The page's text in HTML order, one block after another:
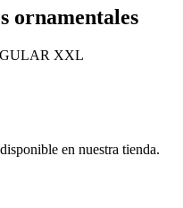
ornamentales
XXL
en nuestra tienda.